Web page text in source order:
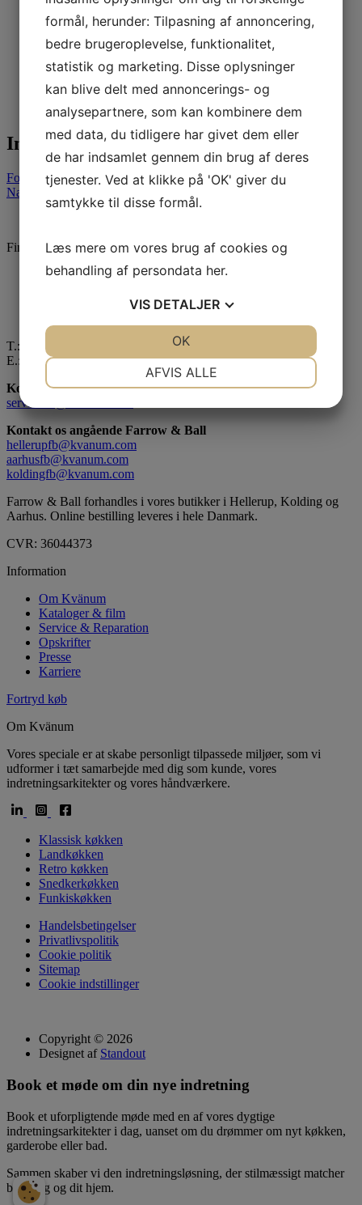
Indlægsnavigation
Forrige indlæg
Næste indlæg
Find os her
Kvänum København
T.:
E.:
info@kvanumkokken.dk
Kontakt os angående service & reparation:
servicedk@kvanum.com
Kontakt os angående Farrow & Ball
hellerupfb@kvanum.com
aarhusfb@kvanum.com
koldingfb@kvanum.com
Farrow & Ball forhandles i vores butikker i Hellerup, Kolding og
Aarhus. Online bestilling leveres i hele Danmark.
CVR: 36044373
Information
Om Kvänum
Kataloger & film
Service & Reparation
Opskrifter
Presse
Karriere
Fortryd køb
Om Kvänum
Vores speciale er at skabe personligt tilpassede miljøer, som vi
udformer i tæt samarbejde med dig som kunde, vores
indretningsarkitekter og vores håndværkere.
Klassisk køkken
Landkøkken
Retro køkken
Snedkerkøkken
Funkiskøkken
Handelsbetingelser
Privatlivspolitik
Cookie politik
Sitemap
Cookie indstillinger
Copyright © 2026
Designet af Standout
Book et møde om din nye indretning
Book et uforpligtende møde med en af vores dygtige
indretningsarkitekter i dag, uanset om du drømmer om nyt køkken,
garderobe eller bad.
Sammen skaber vi den indretningsløsning, der stilmæssigt matcher
både dig og dit hjem.
formål, herunder: Tilpasning af annoncering,
bedre brugeroplevelse, funktionalitet,
statistik og marketing. Disse oplysninger
kan blive delt med annoncerings- og
analysepartnere, som kan kombinere dem
med data, du tidligere har givet dem eller
de har indsamlet gennem din brug af deres
tjenester. Ved at klikke på 'OK' giver du
samtykke til disse formål.
Læs mere om vores brug af cookies og
behandling af persondata her.
VIS DETALJER
MARKETING
AFVIS ALLE
OK